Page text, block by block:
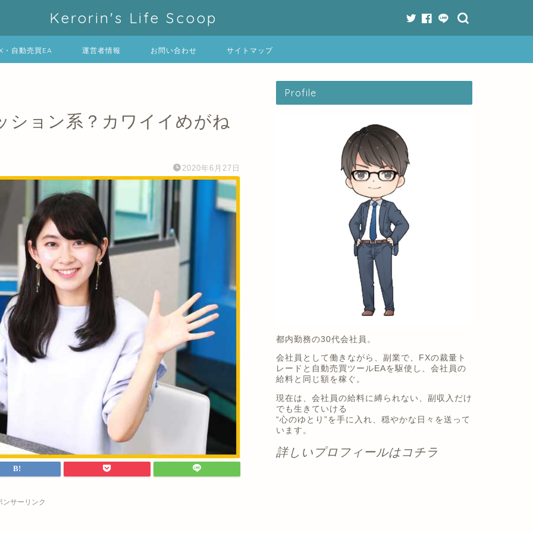
Kerorin's Life Scoop
・自動売買EA 運営者情報 お問い合わせ サイトマップ
ション系？カワイイめがね
2020年6月27日
ンサーリンク
Profile
都内勤務の30代会社員。
会社員として働きながら、副業で、FXの裁量ト
レードと自動売買ツールEAを駆使し、会社員の
給料と同じ額を稼ぐ。
現在は、会社員の給料に縛られない、副収入だけ
でも生きていける
“心のゆとり”を手に入れ、穏やかな日々を送って
います。
詳しいプロフィールはコチラ